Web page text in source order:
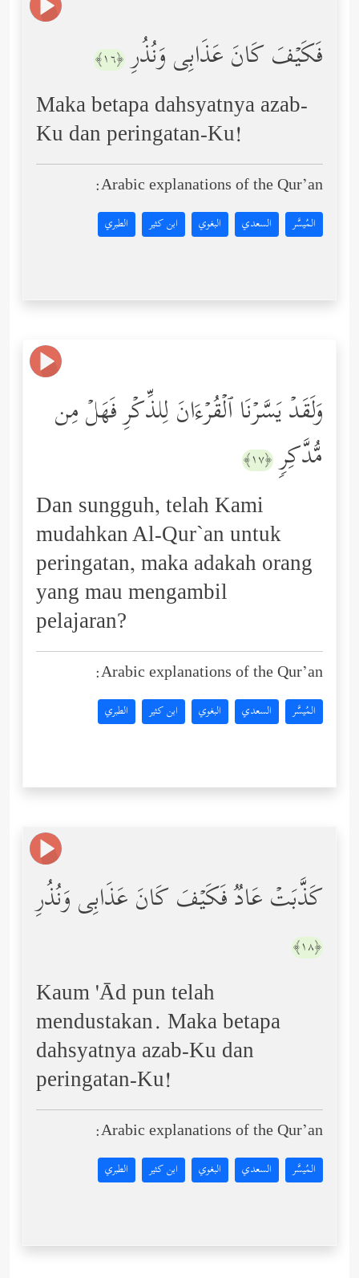
فَكَیۡفَ كَانَ عَذَابِی وَنُذُرِ ﴿١٦﴾
Maka betapa dahsyatnya azab-
Ku dan peringatan-Ku!
Arabic explanations of the Qur’an:
المُيسَّر السعدي البغوي ابن كثير الطبري
وَلَقَدۡ یَسَّرۡنَا ٱلۡقُرۡءَانَ لِلذِّكۡرِ فَهَلۡ مِن
مُّدَّكِرࣲ ﴿١٧﴾
Dan sungguh, telah Kami
mudahkan Al-Qur`an untuk
peringatan, maka adakah orang
yang mau mengambil
pelajaran?
Arabic explanations of the Qur’an:
المُيسَّر السعدي البغوي ابن كثير الطبري
كَذَّبَتۡ عَادࣱ فَكَیۡفَ كَانَ عَذَابِی وَنُذُرِ
﴿١٨﴾
Kaum 'Ād pun telah
mendustakan. Maka betapa
dahsyatnya azab-Ku dan
peringatan-Ku!
Arabic explanations of the Qur’an:
المُيسَّر السعدي البغوي ابن كثير الطبري